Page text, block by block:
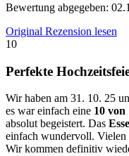
Bewertung abgegeben:
Original Rezension lesen
10
Perfekte
Wir haben am 31. 10. 25
es war einfach eine 10 von
absolut begeistert. Das
einfach wundervoll. Vielen
Wir kommen definitiv